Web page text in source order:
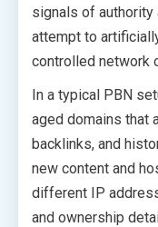
signals of
attempt to
controlled network
In a typical PBN
aged domains that
backlinks, and
new content and
different IP
and ownership